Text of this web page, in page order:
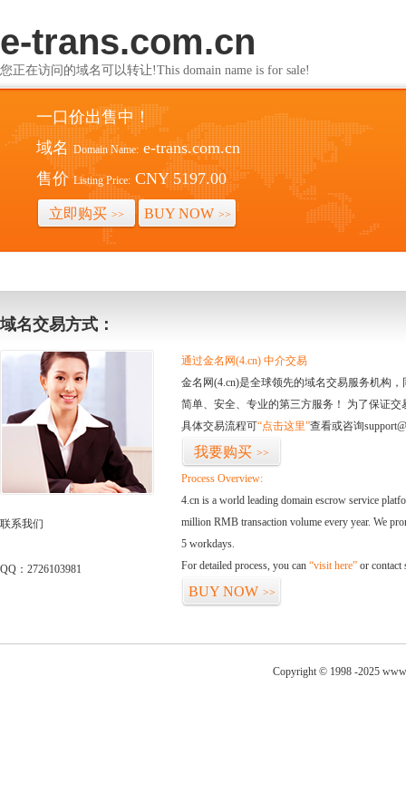
e-trans.com.cn
您正在访问的域名可以转让!This domain name is for sale!
一口价出售中！
域名 Domain Name: e-trans.com.cn
售价 Listing Price: CNY 5197.00
立即购买 >> BUY NOW >>
域名交易方式：
联系我们
QQ：2726103981
通过金名网(4.cn) 中介交易
金名网(4.cn)是全球领先的域名交易服务机构
简单、安全、专业的第三方服务！ 为了保证
具体交易流程可“点击这里”查看或咨询
我要购买 >>
Process Overview:
4.cn is a world leading domain escrow service
million RMB transaction volume every year. We
5 workdays.
For detailed process, you can “visit here” or contact
BUY NOW >>
Copyright © 1998 -2025